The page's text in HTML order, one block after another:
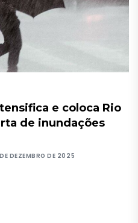
e coloca Rio
de inundações
DEZEMBRO DE 2025